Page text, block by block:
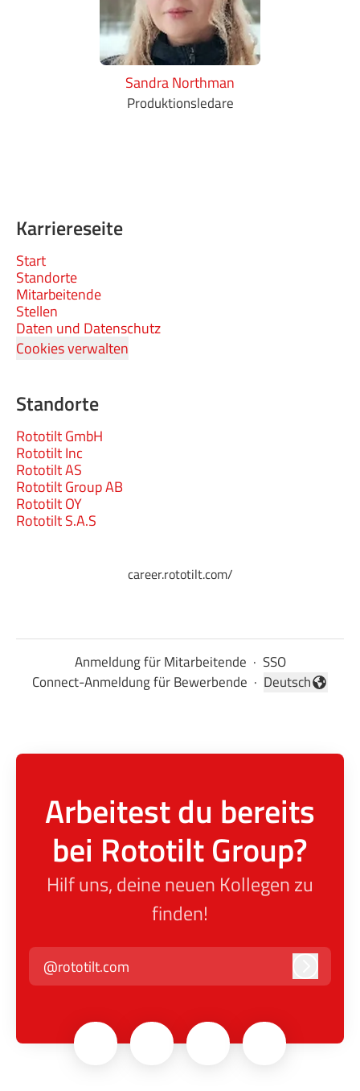
Sandra Northman
Produktionsledare
Karriereseite
Start
Standorte
Mitarbeitende
Stellen
Daten und Datenschutz
Cookies verwalten
Standorte
Rototilt GmbH
Rototilt Inc
Rototilt AS
Rototilt Group AB
Rototilt OY
Rototilt S.A.S
career.rototilt.com/
Anmeldung für Mitarbeitende · SSO
Connect-Anmeldung für Bewerbende · Sprache ändern
Deutsch
Arbeitest du bereits
bei Rototilt Group?
Hilf uns, deine neuen Kollegen zu
finden!
@rototilt.com